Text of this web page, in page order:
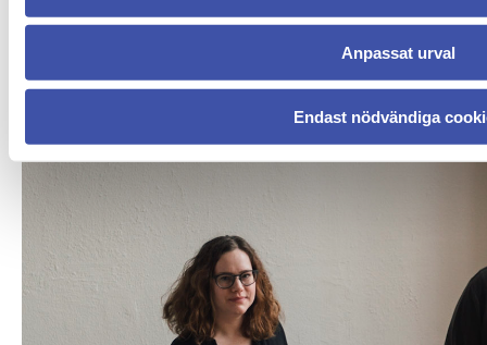
Anpassat urval
Endast nödvändiga